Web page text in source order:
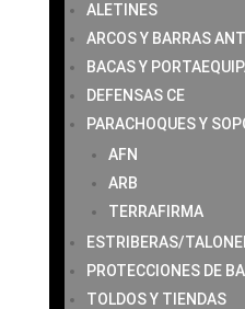
ALETINES
ARCOS Y BARRAS
BACAS Y
DEFENSAS CE
PARACHOQUES Y
AFN
ARB
TERRAFIRMA
ESTRIBERAS/
PROTECCIONES DE
TOLDOS Y TIENDAS